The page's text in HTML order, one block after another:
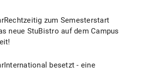
zum Semesterstart
neue StuBistro auf dem Campus
besetzt - eine